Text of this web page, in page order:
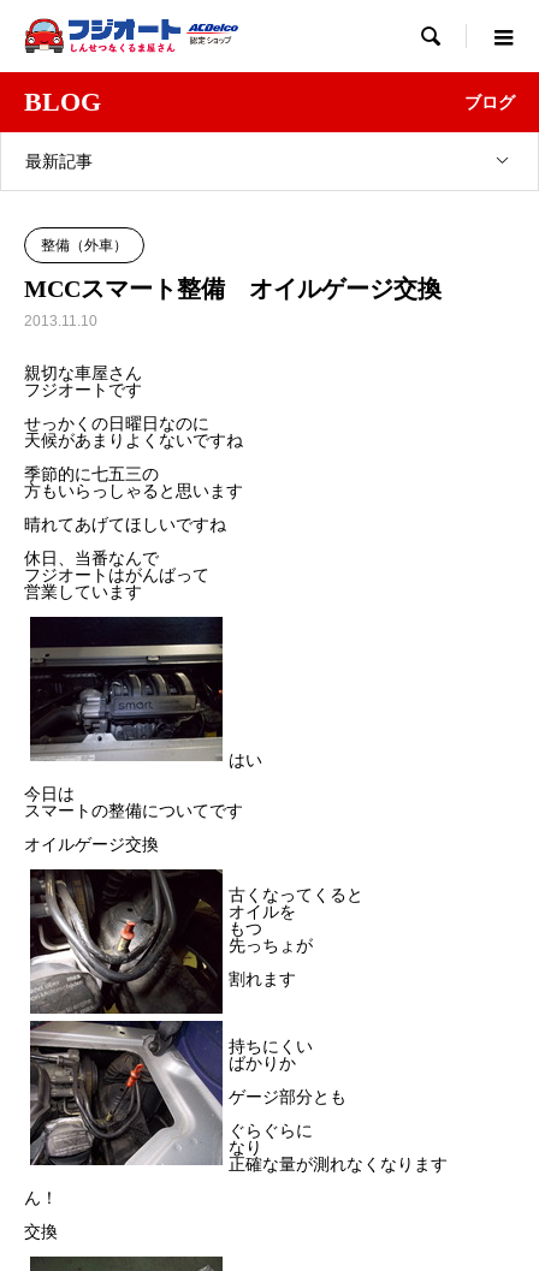

BLOG ブログ
最新記事
整備（外車）
MCCスマート整備 オイルゲージ交換
2013.11.10
親切な車屋さん
フジオートです
せっかくの日曜日なのに
天候があまりよくないですね
季節的に七五三の
方もいらっしゃると思います
晴れてあげてほしいですね
休日、当番なんで
フジオートはがんばって
営業しています
はい
今日は
スマートの整備についてです
オイルゲージ交換
古くなってくると
オイルを
もつ
先っちょが
割れます
持ちにくい
ばかりか
ゲージ部分とも
ぐらぐらに
なり
正確な量が測れなくなります
ん！
交換